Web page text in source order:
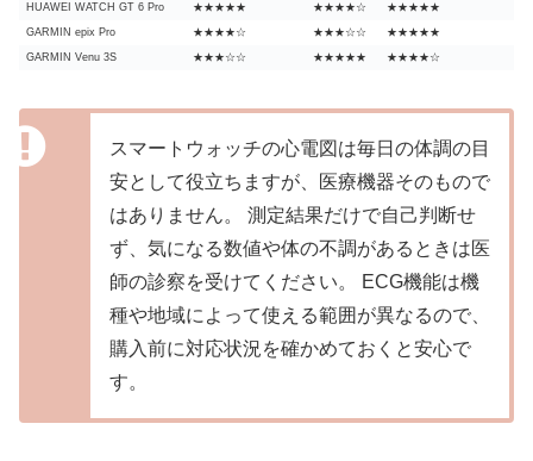
HUAWEI WATCH GT 6 Pro ★★★★★ ★★★★☆ ★★★★★
GARMIN epix Pro ★★★★☆ ★★★☆☆ ★★★★★
GARMIN Venu 3S ★★★☆☆ ★★★★★ ★★★★☆
スマートウォッチの心電図は毎日の体調の目
安として役立ちますが、医療機器そのもので
はありません。 測定結果だけで自己判断せ
ず、気になる数値や体の不調があるときは医
師の診察を受けてください。 ECG機能は機
種や地域によって使える範囲が異なるので、
購入前に対応状況を確かめておくと安心で
す。